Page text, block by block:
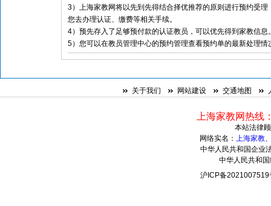
3）上海家教网将以先到先得结合择优推荐的原则进行预约受
您去办理认证、缴费等相关手续。
4）预先存入了足够预付款的认证教员，可以优先得到家教信息
5）您可以在教员管理中心的预约管理查看预约单的最新处理情
关于我们 网站建设 交通地图
上海家教网热线
本站法律
网络实名： 上海家教
中华人民共和国企业
中华人民共和
沪ICP备